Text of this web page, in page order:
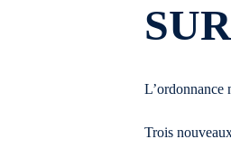
L’ordonnance
Trois